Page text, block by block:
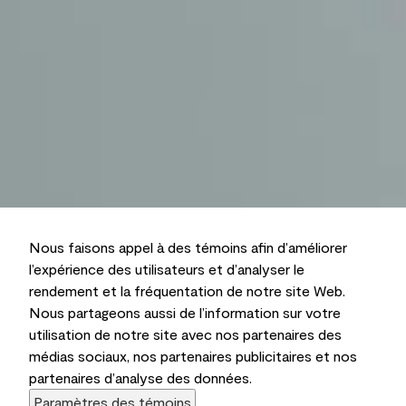
Nous faisons appel à des témoins afin d’améliorer
l’expérience des utilisateurs et d’analyser le
rendement et la fréquentation de notre site Web.
Nous partageons aussi de l’information sur votre
utilisation de notre site avec nos partenaires des
médias sociaux, nos partenaires publicitaires et nos
partenaires d’analyse des données.
Paramètres des témoins